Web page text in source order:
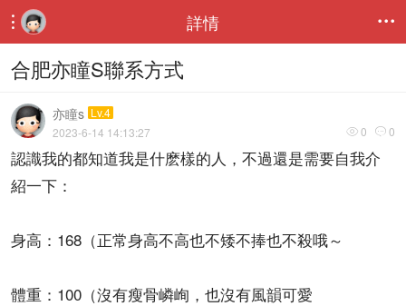
 詳情 
合肥亦瞳S聯系方式
亦瞳s Lv.4
 0  0
2023-6-14 14:13:27
認識我的都知道我是什麽樣的人，不過還是需要自我介
紹一下：
身高：168（正常身高不高也不矮不捧也不殺哦～
體重：100（沒有瘦骨嶙峋，也沒有風韻可愛